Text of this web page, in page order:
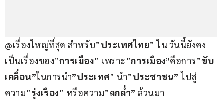
@เรื่องใหญ่ที่สุด สำหรับ”ประเทศไทย” ใน วันนี้ยังคง
เป็นเรื่องของ”การเมือง” เพราะ”การเมือง”คือการ”ขับ
เคลื่อน”ในการนำ”ประเทศ” นำ”ประชาชน” ไปสู่
ความ”รุ่งเรือง” หรือความ”ตกต่ำ” ล้วนมา